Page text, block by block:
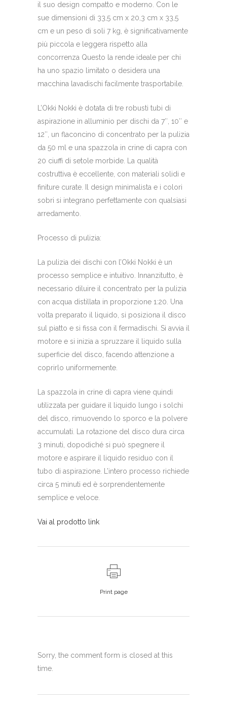
il suo design compatto e moderno. Con le
sue dimensioni di 33,5 cm x 20,3 cm x 33,5
cm e un peso di soli 7 kg, è significativamente
più piccola e leggera rispetto alla
concorrenza Questo la rende ideale per chi
ha uno spazio limitato o desidera una
macchina lavadischi facilmente trasportabile.
L’Okki Nokki è dotata di tre robusti tubi di
aspirazione in alluminio per dischi da 7″, 10″ e
12″, un flaconcino di concentrato per la pulizia
da 50 ml e una spazzola in crine di capra con
20 ciuffi di setole morbide. La qualità
costruttiva è eccellente, con materiali solidi e
finiture curate. Il design minimalista e i colori
sobri si integrano perfettamente con qualsiasi
arredamento.
Processo di pulizia:
La pulizia dei dischi con l’Okki Nokki è un
processo semplice e intuitivo. Innanzitutto, è
necessario diluire il concentrato per la pulizia
con acqua distillata in proporzione 1:20. Una
volta preparato il liquido, si posiziona il disco
sul piatto e si fissa con il fermadischi. Si avvia il
motore e si inizia a spruzzare il liquido sulla
superficie del disco, facendo attenzione a
coprirlo uniformemente.
La spazzola in crine di capra viene quindi
utilizzata per guidare il liquido lungo i solchi
del disco, rimuovendo lo sporco e la polvere
accumulati. La rotazione del disco dura circa
3 minuti, dopodiché si può spegnere il
motore e aspirare il liquido residuo con il
tubo di aspirazione. L’intero processo richiede
circa 5 minuti ed è sorprendentemente
semplice e veloce.
Vai al prodotto link
Print page
Sorry, the comment form is closed at this
time.